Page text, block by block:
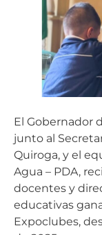
El Gobernador
junto al
Quiroga, y el
Agua – PDA,
docentes y
educativas
Expoclubes,